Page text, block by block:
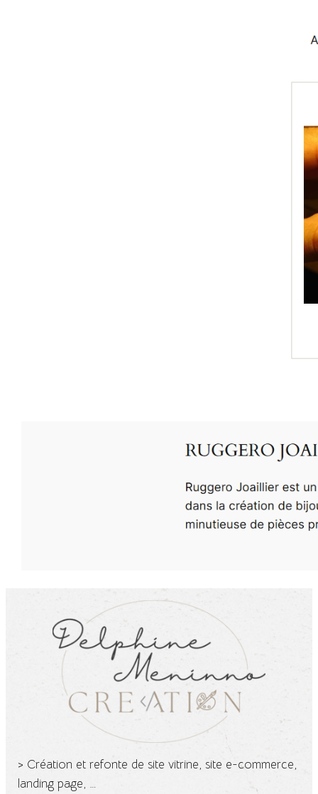
> Création et refonte de site vitrine, site e-commerce,
landing page, …